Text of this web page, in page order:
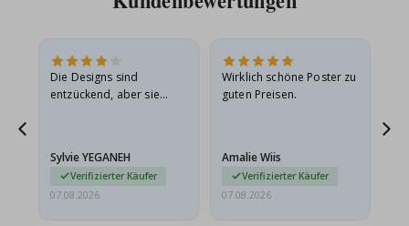
Die Designs sind
entzückend, aber sie
sie…
Sylvie YEGANEH
Verifizierter Käufer
07.08.2026
Wirklich schöne Poster zu
guten Preisen.
Amalie Wiis
Verifizierter Käufer
07.08.2026